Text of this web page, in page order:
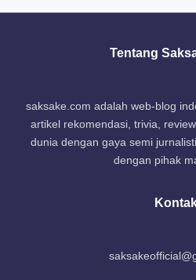
Tentang
saksake.com adalah web-blog
artikel rekomendasi, trivia,
dunia dengan gaya semi
dengan pihak